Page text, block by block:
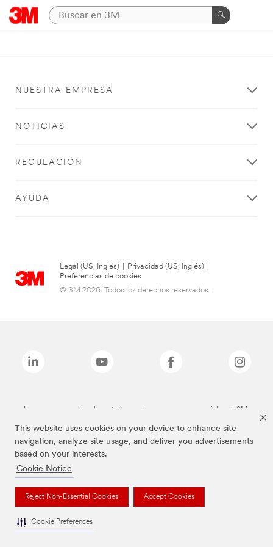
This website uses cookies on your device to enhance site
navigation, analyze site usage, and deliver you advertisements
based on your interests.
Cookie Notice
Reject Non-Essential Cookies Accept Cookies
Cookie Preferences
NUESTRA EMPRESA
NOTICIAS
REGULACIÓN
AYUDA
Legal (US, Inglés) Privacidad (US, Inglés)
Preferencias de cookies
© 3M 2026. Todos los derechos reservados..
Las marcas mencionadas anteriormente son marcas comerciales de 3M.